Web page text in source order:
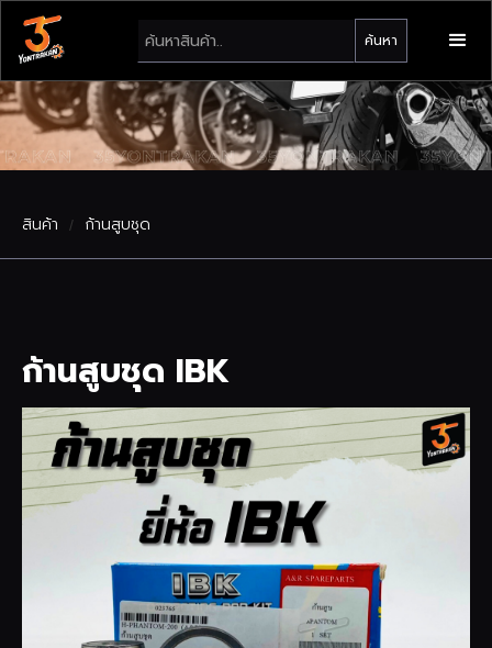
สินค้า / ก้านสูบชุด
ก้านสูบชุด IBK